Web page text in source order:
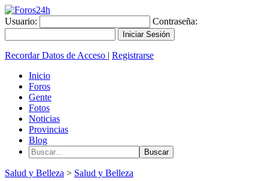
Usuario: Contraseña:
Recordar Datos de Acceso | Registrarse
Inicio
Foros
Gente
Fotos
Noticias
Provincias
Blog
Salud y Belleza > Salud y Belleza